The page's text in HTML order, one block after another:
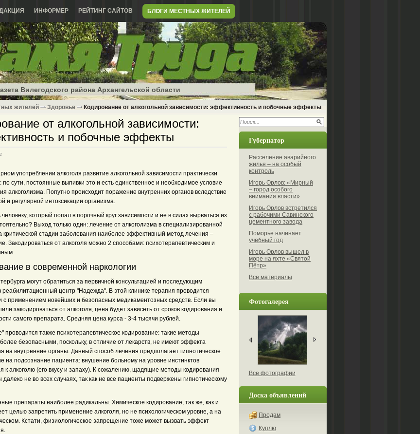
ИНФОРМЕР РЕЙТИНГ САЙТОВ БЛОГИ МЕСТНЫХ ЖИТЕЛЕЙ
Вилегодского района Архангельской области
жителей Здоровье Кодирование от алкогольной зависимости: эффективность и побочные эффекты
от алкогольной зависимости:
и побочные эффекты
употреблении алкоголя развитие алкогольной зависимости практически
по сути, постоянные выпивки это и есть единственное и необходимое условие
алкоголизма. Попутно происходит поражение внутренних органов вследствие
и регулярной интоксикации организма.
человеку, который попал в порочный круг зависимости и не в силах вырваться из
Выход только один: лечение от алкоголизма в специализированной
критической стадии заболевания наиболее эффективный метод лечения –
Закодироваться от алкоголя можно 2 способами: психотерапевтическим и
в современной наркологии
могут обратиться за первичной консультацией и последующим
реабилитационный центр "Надежда". В этой клинике терапия проводится
с применением новейших и безопасных медикаментозных средств. Если вы
закодироваться от алкоголя, цена будет зависеть от сроков кодирования и
самого препарата. Средняя цена курса - 3-4 тысячи рублей.
проводится также психотерапевтическое кодирование: такие методы
безопасными, поскольку, в отличие от лекарств, не имеют эффекта
на внутренние органы. Данный способ лечения предполагает гипнотическое
на подсознание пациента: внушение больному на уровне инстинктов
к алкоголю (его вкусу и запаху). К сожалению, щадящие методы кодирования
не во всех случаях, так как не все пациенты подвержены гипнотическому
препараты наиболее радикальны. Химическое кодирование, так же, как и
целью запретить применение алкоголя, но не психологическом уровне, а на
Кстати, физиологическое запрещение тоже может вызвать эффект
Губернатор
Расселение аварийного
жилья – на особый
контроль
Игорь Орлов: «Мирный
– город особого
внимания власти»
Игорь Орлов встретился
с рабочими Савинского
цементного завода
Поморье начинает
учебный год
Игорь Орлов вышел в
море на яхте «Святой
Пётр»
Все материалы
Фотогалерея
Все фотографии
Доска объявлений
Продам
Куплю